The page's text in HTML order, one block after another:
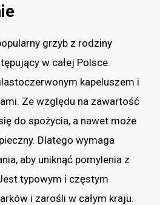
grzyb z rodziny
w całej Polsce.
kapeluszem i
Ze względu na zawartość
do spożycia, a nawet może
Dlatego wymaga
aby uniknąć pomylenia z
typowym i częstym
i zarośli w całym kraju.